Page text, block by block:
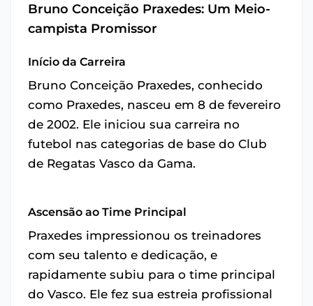
Bruno Conceição Praxedes: Um Meio-
campista Promissor
Início da Carreira
Bruno Conceição Praxedes, conhecido
como Praxedes, nasceu em 8 de fevereiro
de 2002. Ele iniciou sua carreira no
futebol nas categorias de base do Club
de Regatas Vasco da Gama.
Ascensão ao Time Principal
Praxedes impressionou os treinadores
com seu talento e dedicação, e
rapidamente subiu para o time principal
do Vasco. Ele fez sua estreia profissional